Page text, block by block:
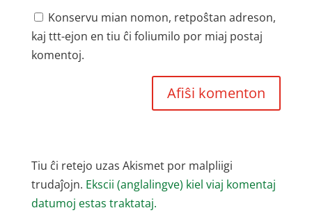
Konservu mian nomon, retpoŝtan adreson,
kaj ttt-ejon en tiu ĉi foliumilo por miaj postaj
komentoj.
Tiu ĉi retejo uzas Akismet por malpliigi
trudaĵojn. Ekscii (anglalingve) kiel viaj komentaj
datumoj estas traktataj.